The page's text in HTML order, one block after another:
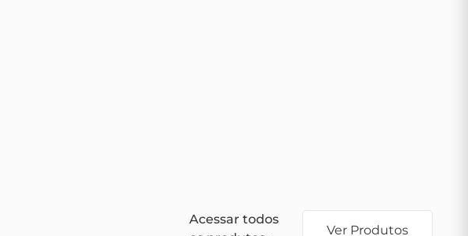
Acessar todos
Ver Produtos